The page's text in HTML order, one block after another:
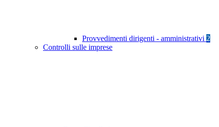
Provvedimenti dirigenti - amministrativi 2
Controlli sulle imprese